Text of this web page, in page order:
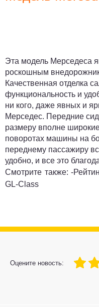
Эта модель Мерседеса
роскошным
Качественная отделка
функциональность и
ни кого, даже явных и
Мерседес. Передние
размеру вполне
поворотах машины на
переднему пассажиру
удобно, и все это
Смотрите также: -
GL-Class
Оцените новость:
60
1 3 4